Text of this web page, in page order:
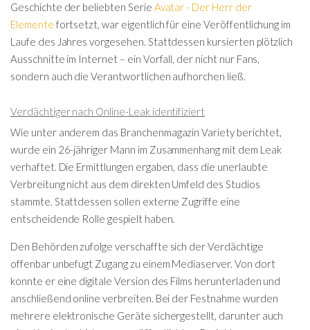
Geschichte der beliebten Serie Avatar - Der Herr der
Elemente fortsetzt, war eigentlich für eine Veröffentlichung im
Laufe des Jahres vorgesehen. Stattdessen kursierten plötzlich
Ausschnitte im Internet – ein Vorfall, der nicht nur Fans,
sondern auch die Verantwortlichen aufhorchen ließ.
Verdächtiger nach Online-Leak identifiziert
Wie unter anderem das Branchenmagazin Variety berichtet,
wurde ein 26-jähriger Mann im Zusammenhang mit dem Leak
verhaftet. Die Ermittlungen ergaben, dass die unerlaubte
Verbreitung nicht aus dem direkten Umfeld des Studios
stammte. Stattdessen sollen externe Zugriffe eine
entscheidende Rolle gespielt haben.
Den Behörden zufolge verschaffte sich der Verdächtige
offenbar unbefugt Zugang zu einem Mediaserver. Von dort
konnte er eine digitale Version des Films herunterladen und
anschließend online verbreiten. Bei der Festnahme wurden
mehrere elektronische Geräte sichergestellt, darunter auch